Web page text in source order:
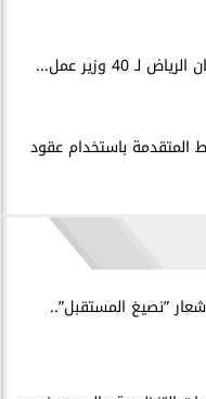
40 وزير عمل...
المتقدمة باستخدام عقود
”نصيغ المستقبل”..